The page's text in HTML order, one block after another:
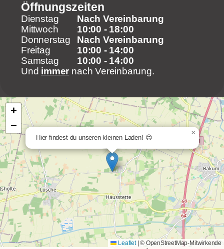
Öffnungszeiten
Dienstag
Nach Vereinbarung
Mittwoch
10:00 - 18:00
Donnerstag
Nach Vereinbarung
Freitag
10:00 - 14:00
Samstag
10:00 - 14:00
Und immer nach Vereinbarung.
Hier findest du unseren kleinen Laden! 😍
×
+
−
Leaflet © OpenStreetMap-Mitwirkende